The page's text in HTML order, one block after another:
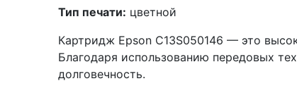
Тип печати: цветной
Картридж Epson C13S050146 — это
Благодаря использованию передовых
долговечность.